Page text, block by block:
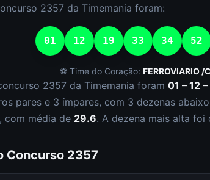
2357 da Timemania foram:
01 12 19 33 34 52
⚽ Time do Coração: FERROVIARIO /
2357 da Timemania foram 01 – 12
s pares e 3 ímpares, com 3 dezenas
, com média de 29.6. A dezena mais alta foi
Concurso 2357